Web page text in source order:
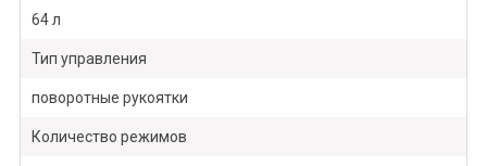
64 л
Тип управления
поворотные рукоятки
Количество режимов